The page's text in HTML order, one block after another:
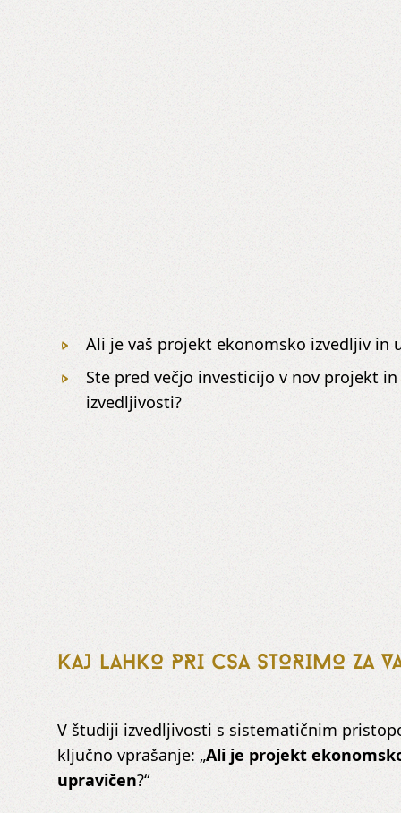
Ali je vaš projekt ekonomsko izvedljiv in
Ste pred večjo investicijo v nov projekt
izvedljivosti?
KAJ LAHKO PRI CSA STORIMO ZA
V študiji izvedljivosti s sistematičnim
ključno vprašanje: „Ali je projekt
upravičen?“